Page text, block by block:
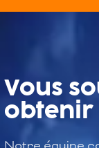
Vous
obtenir